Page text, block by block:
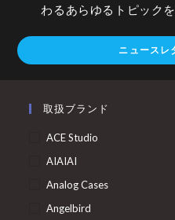
わるあらゆるトピック
ニュースレ
取扱ブランド
ACE Studio
AIAIAI
Analog Cases
Angelbird